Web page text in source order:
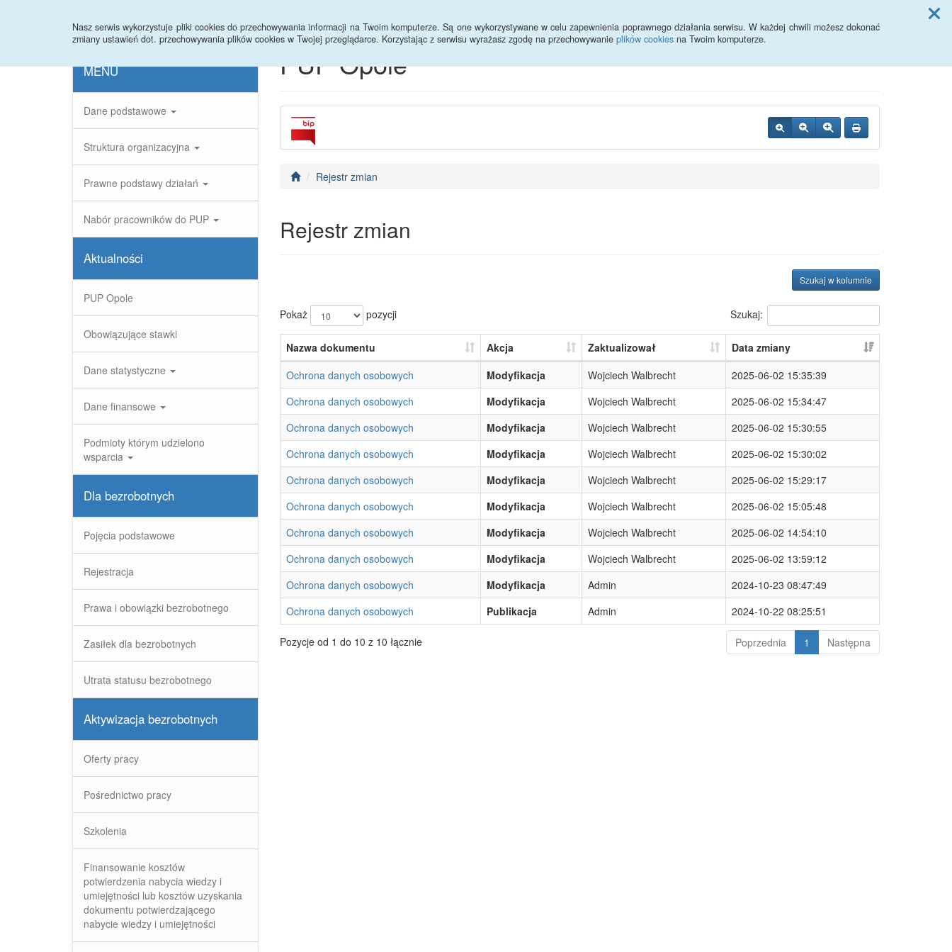
Nasz serwis wykorzystuje pliki cookies do przechowywania informacji na Twoim komputerze. Są one wykorzystywane w celu zapewnienia poprawnego działania serwisu. W każdej chwili możesz dokonać
zmiany ustawień dot. przechowywania plików cookies w Twojej przeglądarce. Korzystając z serwisu wyrażasz zgodę na przechowywanie plików cookies na Twoim komputerze.
MENU
Dane podstawowe
Struktura organizacyjna
Prawne podstawy działań
Nabór pracowników do PUP
Aktualności
PUP Opole
Obowiązujące stawki
Dane statystyczne
Dane finansowe
Podmioty którym udzielono
wsparcia
Dla bezrobotnych
Pojęcia podstawowe
Rejestracja
Prawa i obowiązki bezrobotnego
Zasiłek dla bezrobotnych
Utrata statusu bezrobotnego
Aktywizacja bezrobotnych
Oferty pracy
Pośrednictwo pracy
Szkolenia
Finansowanie kosztów
potwierdzenia nabycia wiedzy i
umiejętności lub kosztów uzyskania
dokumentu potwierdzającego
nabycie wiedzy i umiejętności
PUP Opole
Rejestr zmian
Rejestr zmian
Szukaj w kolumnie
Pokaż pozycji Szukaj:
Nazwa dokumentu Akcja Zaktualizował
Data zmiany
Ochrona danych osobowych
Modyfikacja Wojciech Walbrecht
2025-06-02 15:35:39
Ochrona danych osobowych
Modyfikacja Wojciech Walbrecht
2025-06-02 15:34:47
Ochrona danych osobowych
Modyfikacja Wojciech Walbrecht
2025-06-02 15:30:55
Ochrona danych osobowych
Modyfikacja Wojciech Walbrecht
2025-06-02 15:30:02
Ochrona danych osobowych
Modyfikacja Wojciech Walbrecht
2025-06-02 15:29:17
Ochrona danych osobowych
Modyfikacja Wojciech Walbrecht
2025-06-02 15:05:48
Ochrona danych osobowych
Modyfikacja Wojciech Walbrecht
2025-06-02 14:54:10
Ochrona danych osobowych
Modyfikacja Wojciech Walbrecht
2025-06-02 13:59:12
Ochrona danych osobowych
Modyfikacja Admin
2024-10-23 08:47:49
Ochrona danych osobowych
Publikacja Admin 2024-10-22 08:25:51
Pozycje od 1 do 10 z 10 łącznie Poprzednia 1 Następna